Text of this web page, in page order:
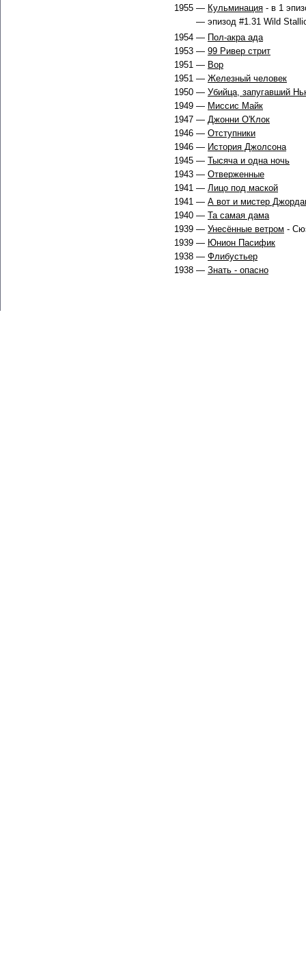
1955 — Кульминация - в 1
— эпизод #1.31 Wild
1954 — Пол-акра ада
1953 — 99 Ривер стрит
1951 — Вор
1951 — Железный человек
1950 — Убийца, запугавший
1949 — Миссис Майк
1947 — Джонни О'Клок
1946 — Отступники
1946 — История Джолсона
1945 — Тысяча и одна ночь
1943 — Отверженные
1941 — Лицо под маской
1941 — А вот и мистер
1940 — Та самая дама
1939 — Унесённые ветром -
1939 — Юнион Пасифик
1938 — Флибустьер
1938 — Знать - опасно